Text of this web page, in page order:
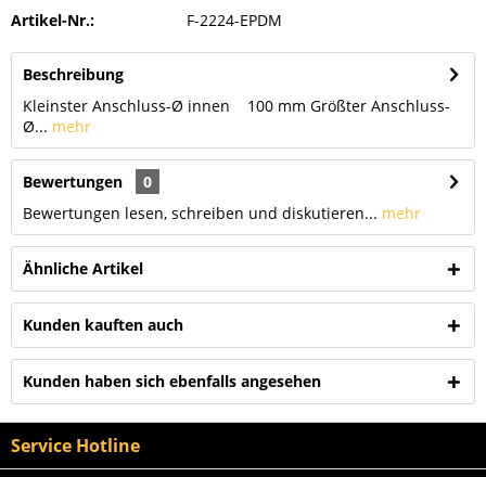
Artikel-Nr.: F-2224-EPDM
Beschreibung
Kleinster Anschluss-Ø innen 100 mm Größter Anschluss-
Ø... mehr
Bewertungen
0
Bewertungen lesen, schreiben und diskutieren... mehr
Ähnliche Artikel
Kunden kauften auch
Kunden haben sich ebenfalls angesehen
Service Hotline